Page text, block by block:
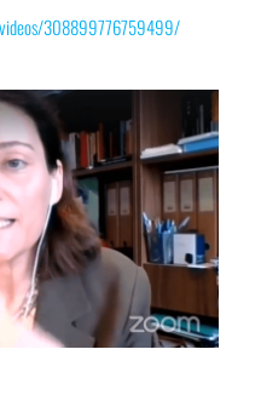
308899776759499/